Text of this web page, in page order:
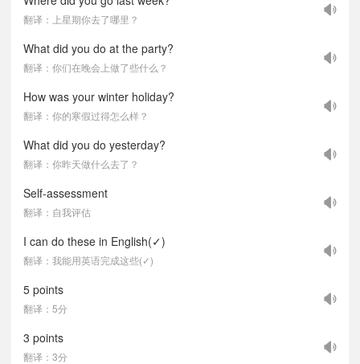
翻译：上星期你去了哪里？
What did you do at the party?
翻译：你们在晚会上做了些什么？
How was your winter holiday?
翻译：你的寒假过得怎么样？
What did you do yesterday?
翻译：你昨天做什么去了？
Self-assessment
翻译：自我评估
I can do these in English(✓)
翻译：我能用英语完成这些(✓)
5 points
翻译：5分
3 points
翻译：3分